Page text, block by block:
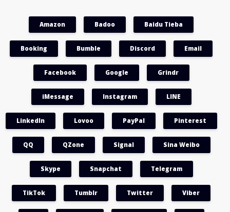
Amazon Badoo Baidu Tieba
Booking Bumble Discord Email
Facebook Google Grindr
iMessage Instagram LINE
LinkedIn Lovoo PayPal Pinterest
QQ QZone Signal Sina Weibo
Skype Snapchat Telegram
TikTok Tumblr Twitter Viber